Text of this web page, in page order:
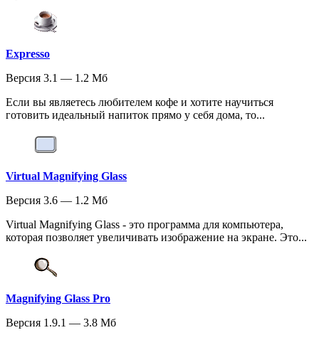
Expresso
Версия 3.1 — 1.2 Мб
Если вы являетесь любителем кофе и хотите научиться
готовить идеальный напиток прямо у себя дома, то...
Virtual Magnifying Glass
Версия 3.6 — 1.2 Мб
Virtual Magnifying Glass - это программа для компьютера,
которая позволяет увеличивать изображение на экране. Это...
Magnifying Glass Pro
Версия 1.9.1 — 3.8 Мб